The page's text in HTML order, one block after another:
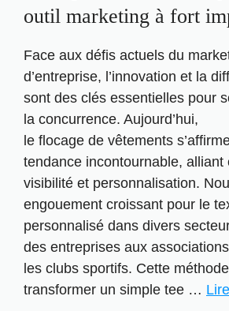
outil marketing à fort
Face aux défis actuels du
d’entreprise, l’innovation et la
sont des clés essentielles pour
la concurrence. Aujourd’hui,
le flocage de vêtements
tendance incontournable, alliant
visibilité et personnalisation.
engouement croissant pour le
personnalisé dans divers
des entreprises aux
les clubs sportifs. Cette
transformer un simple tee …